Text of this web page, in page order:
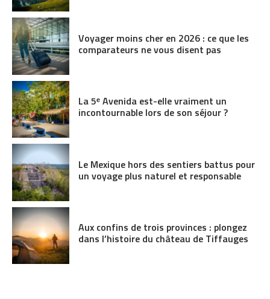
Voyager moins cher en 2026 : ce que les
comparateurs ne vous disent pas
La 5ᵉ Avenida est-elle vraiment un
incontournable lors de son séjour ?
Le Mexique hors des sentiers battus pour
un voyage plus naturel et responsable
Aux confins de trois provinces : plongez
dans l’histoire du château de Tiffauges